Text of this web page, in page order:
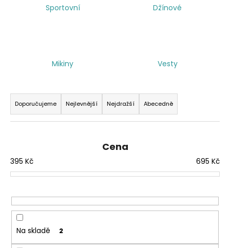
Sportovní Džínové
Mikiny Vesty
Ř
a
z
í
p
o
d
u
k
Doporučujeme Nejlevnější Nejdražší Abecedně
Cena
395 Kč 695 Kč
Na skladě 2